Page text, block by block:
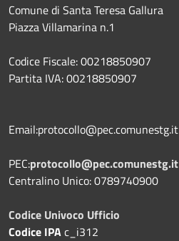
Comune di Santa Teresa Gallura
Piazza Villamarina n.1
Codice Fiscale: 00218850907
Partita IVA: 00218850907
Email:protocollo@pec.comunestg.it
PEC:protocollo@pec.comunestg.it
Centralino Unico: 0789740900
Codice Univoco Ufficio
Codice IPAc_i312